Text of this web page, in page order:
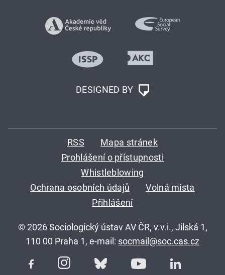
DESIGNED BY
RSS
Mapa stránek
Prohlášení o přístupnosti
Whistleblowing
Ochrana osobních údajů
Volná místa
Přihlášení
© 2026 Sociologický ústav AV ČR, v.v.i., Jilská 1,
110 00 Praha 1, e-mail: socmail@soc.cas.cz